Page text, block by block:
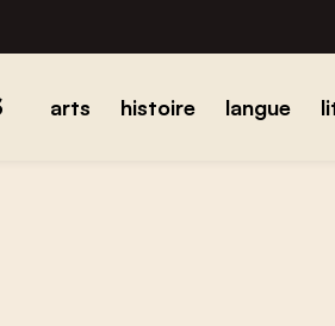
arts histoire langue